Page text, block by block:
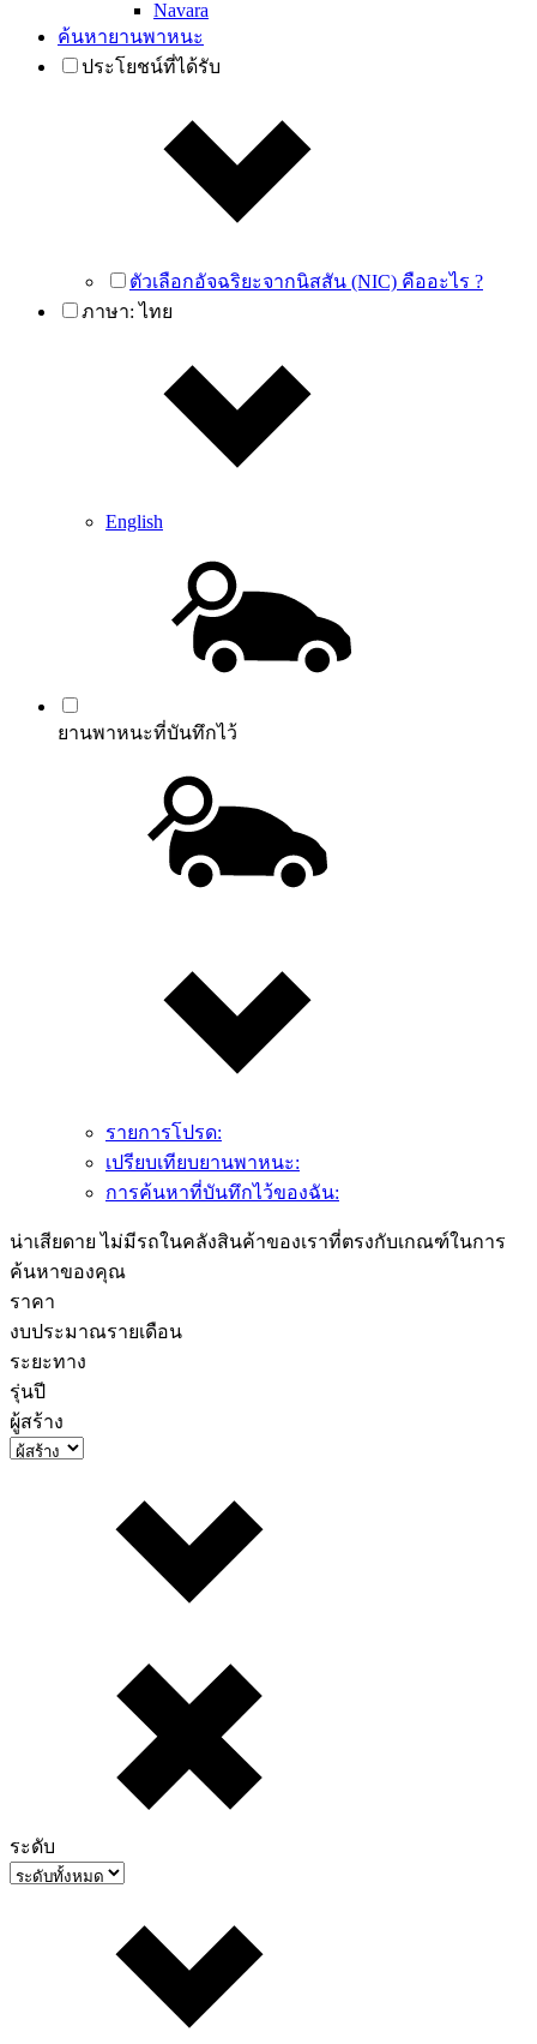
Navara
ค้นหายานพาหนะ
ประโยชน์ที่ได้รับ
ตัวเลือกอัจฉริยะจากนิสสัน (NIC) คืออะไร ?
ภาษา:ไทย
English
ยานพาหนะที่บันทึกไว้
รายการโปรด:
เปรียบเทียบยานพาหนะ:
การค้นหาที่บันทึกไว้ของฉัน:
น่าเสียดาย ไม่มีรถในคลังสินค้าของเราที่ตรงกับเกณฑ์ในการ
ค้นหาของคุณ
ราคา
งบประมาณรายเดือน
ระยะทาง
รุ่นปี
ผู้สร้าง
ระดับ